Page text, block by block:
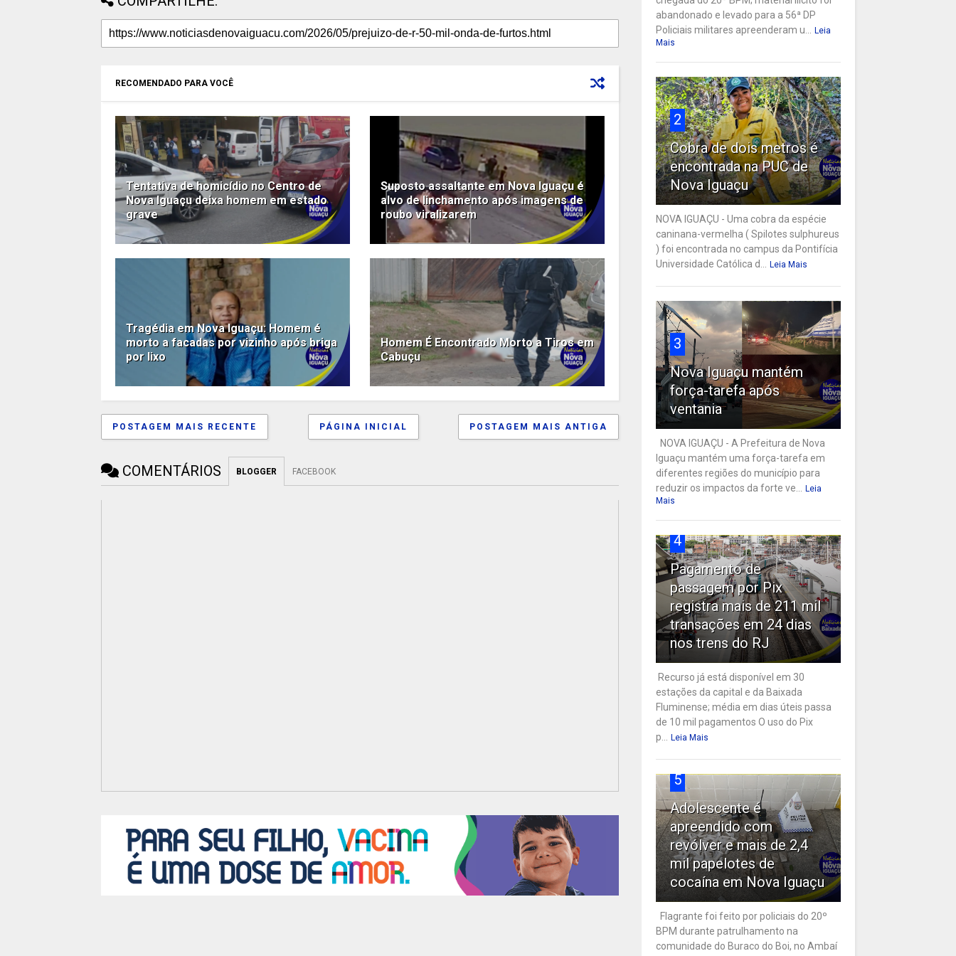
RECOMENDADO PARA VOCÊ
Tentativa de homicídio no Centro de
Nova Iguaçu deixa homem em estado
grave
Suposto assaltante em Nova Iguaçu é
alvo de linchamento após imagens de
roubo viralizarem
Tragédia em Nova Iguaçu: Homem é
morto a facadas por vizinho após briga
por lixo
Homem É Encontrado Morto a Tiros em
Cabuçu
POSTAGEM MAIS RECENTE POSTAGEM MAIS ANTIGA
PÁGINA INICIAL
COMENTÁRIOS BLOGGER FACEBOOK
abandonado e levado para a 56ª DP
Policiais militares apreenderam u...
Leia
Mais
2
Cobra de dois metros é
encontrada na PUC de
Nova Iguaçu
NOVA IGUAÇU - Uma cobra da espécie
caninana-vermelha ( Spilotes sulphureus
) foi encontrada no campus da Pontifícia
Universidade Católica d...
Leia Mais
3
Nova Iguaçu mantém
força-tarefa após
ventania
NOVA IGUAÇU - A Prefeitura de Nova
Iguaçu mantém uma força-tarefa em
diferentes regiões do município para
reduzir os impactos da forte ve...
Leia
Mais
4
Pagamento de
passagem por Pix
registra mais de 211 mil
transações em 24 dias
nos trens do RJ
Recurso já está disponível em 30
estações da capital e da Baixada
Fluminense; média em dias úteis passa
de 10 mil pagamentos O uso do Pix
p...
Leia Mais
5
Adolescente é
apreendido com
revólver e mais de 2,4
mil papelotes de
cocaína em Nova Iguaçu
Flagrante foi feito por policiais do 20º
BPM durante patrulhamento na
comunidade do Buraco do Boi, no Ambaí